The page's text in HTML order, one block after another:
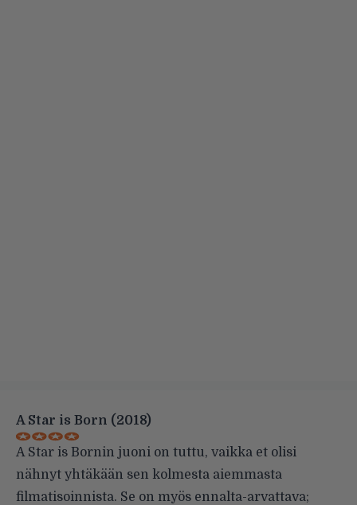
A Star is Born (2018)
A Star is Bornin juoni on tuttu, vaikka et olisi
nähnyt yhtäkään sen kolmesta aiemmasta
filmatisoinnista. Se on myös ennalta-arvattava;